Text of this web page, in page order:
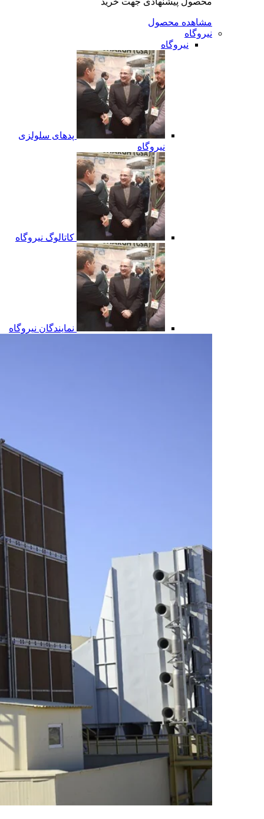
مشاهده محصول
نیروگاه
نیروگاه
پدهای سلولزی
نیروگاه
کاتالوگ نیروگاه
نمایندگان نیروگاه